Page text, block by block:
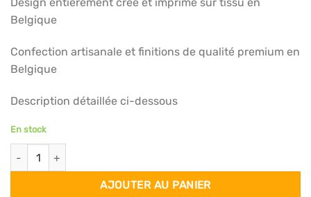
Belgique
Confection artisanale et finitions de qualité premium en
Belgique
Description détaillée ci-dessous
En stock
quantité de Foulard satin 70x70 - Ambre grisé
AJOUTER AU PANIER